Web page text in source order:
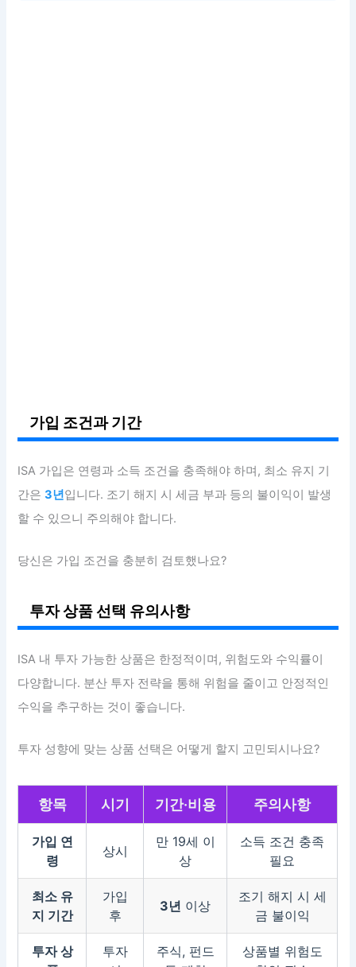
가입 조건과 기간
ISA 가입은 연령과 소득 조건을 충족해야 하며, 최소 유지 기
간은3년입니다. 조기 해지 시 세금 부과 등의 불이익이 발생
할 수 있으니 주의해야 합니다.
당신은 가입 조건을 충분히 검토했나요?
투자 상품 선택 유의사항
ISA 내 투자 가능한 상품은 한정적이며, 위험도와 수익률이
다양합니다. 분산 투자 전략을 통해 위험을 줄이고 안정적인
수익을 추구하는 것이 좋습니다.
투자 성향에 맞는 상품 선택은 어떻게 할지 고민되시나요?
항목 시기 기간·비용 주의사항
가입 연
령
상시
만 19세 이
상
소득 조건 충족
필요
최소 유
지 기간
가입
후
3년 이상
조기 해지 시 세
금 불이익
투자 상
투자
주식, 펀드
상품별 위험도